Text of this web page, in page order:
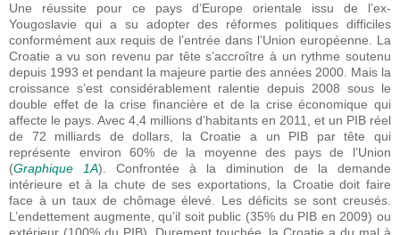
Une réussite pour ce pays d’Europe orientale issu de l’ex-
Yougoslavie qui a su adopter des réformes politiques difficiles
conformément aux requis de l’entrée dans l’Union européenne. La
Croatie a vu son revenu par tête s’accroître à un rythme soutenu
depuis 1993 et pendant la majeure partie des années 2000. Mais la
croissance s’est considérablement ralentie depuis 2008 sous le
double effet de la crise financière et de la crise économique qui
affecte le pays. Avec 4,4 millions d’habitants en 2011, et un PIB réel
de 72 milliards de dollars, la Croatie a un PIB par tête qui
représente environ 60% de la moyenne des pays de l’Union
(Graphique 1A). Confrontée à la diminution de la demande
intérieure et à la chute de ses exportations, la Croatie doit faire
face à un taux de chômage élevé. Les déficits se sont creusés.
L’endettement augmente, qu’il soit public (35% du PIB en 2009) ou